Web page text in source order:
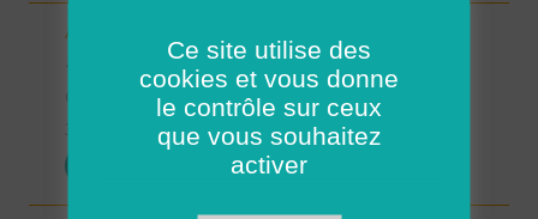
Auxiliaire de vie - Mimizan (H/F)
31/07/2026
Ce site utilise des
cookies et vous donne
le contrôle sur ceux
que vous souhaitez
activer